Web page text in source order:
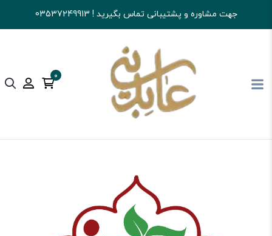
جهت مشاوره و پشتیبانی تماس بگیرید ! 03537249913
0
آجیل و خشکبار عابدینی کالای اساسی و خواربار